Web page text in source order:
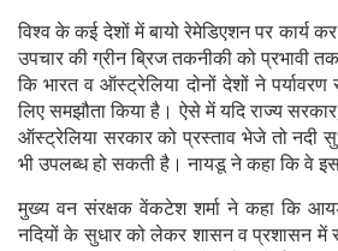
विश्व के कई देशों में बायो रेमेडिएशन पर कार्य
उपचार की ग्रीन ब्रिज तकनीकी को प्रभावी
कि भारत व ऑस्ट्रेलिया दोनों देशों ने
लिए समझौता किया है। ऐसे में यदि राज्य
ऑस्ट्रेलिया सरकार को प्रस्ताव भेजे तो नदी
भी उपलब्ध हो सकती है। नायडू ने कहा कि वे
मुख्य वन संरक्षक वेंकटेश शर्मा ने कहा कि
नदियों के सुधार को लेकर शासन व प्रशासन में